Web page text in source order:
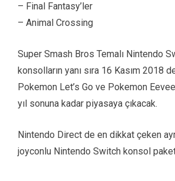
– Final Fantasy’ler
– Animal Crossing
Super Smash Bros Temalı Nintendo
konsolların yanı sıra 16 Kasım 2018
Pokemon Let’s Go ve Pokemon
yıl sonuna kadar piyasaya çıkacak.
Nintendo Direct de en dikkat çeken
joyconlu Nintendo Switch konsol